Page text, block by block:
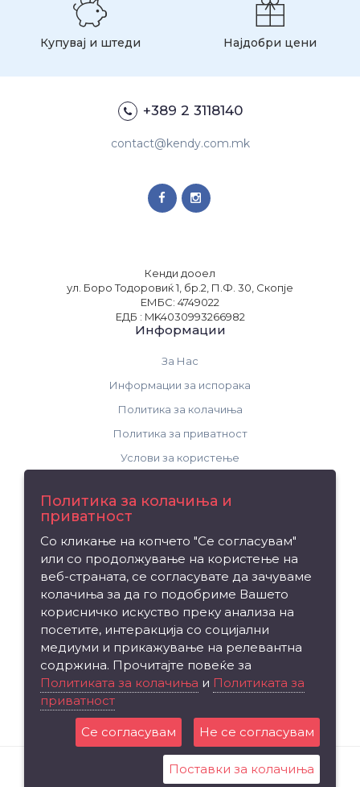
Купувај и штеди Најдобри цени
+389 2 3118140
contact@kendy.com.mk
Кенди дооел
ул. Боро Тодоровиќ 1, бр.2, П.Ф. 30, Скопје
ЕМБС: 4749022
ЕДБ : MK4030993266982
Информации
За Нас
Информации за испорака
Политика за колачиња
Политика за приватност
Услови за користење
Рекламација на производ
Мапа на сајтот
Издвојуваме
Брендови
Вредносен ваучер
Партнерска програма
Политика за колачиња и
приватност
Со кликање на копчето "Се согласувам"
или со продолжување на користење на
веб-страната, се согласувате да зачуваме
колачиња за да го подобриме Вашето
корисничко искуство преку анализа на
посетите, интеракција со социјални
медиуми и прикажување на релевантна
содржина. Прочитајте повеќе за
Политиката за колачиња и Политиката за
приватност
Се согласувам Не се согласувам
Поставки за колачиња